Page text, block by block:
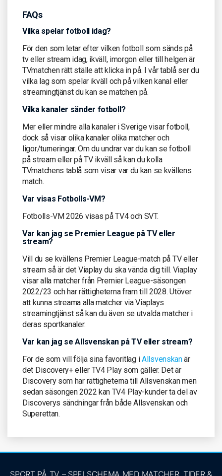
FAQs
Vilka spelar fotboll idag?
För den som letar efter vilken fotboll som sänds på
tv eller stream idag, ikväll, imorgon eller till helgen är
TVmatchen rätt ställe att klicka in på. I vår tablå ser du
vilka lag som spelar ikväll och på vilken kanal eller
streamingtjänst du kan se matchen på.
Vilka kanaler sänder fotboll?
Mer eller mindre alla kanaler i Sverige visar fotboll,
dock så visar olika kanaler olika matcher och
ligor/turneringar. Om du undrar var du kan se fotboll
på stream eller på TV ikväll så kan du kolla
TVmatchens tablå som visar var du kan se kvällens
match.
Var visas Fotbolls-VM?
Fotbolls-VM 2026 visas på TV4 och SVT.
Var kan jag se Premier League på TV eller
stream?
Vill du se kvällens Premier League-match på TV eller
stream så är det Viaplay du ska vända dig till. Viaplay
visar alla matcher från Premier League-säsongen
2022/23 och har rättigheterna fram till 2028. Utöver
att kunna streama alla matcher via Viaplays
streamingtjänst så kan du även se utvalda matcher i
deras sportkanaler.
Var kan jag se Allsvenskan på TV eller stream?
För de som vill följa sina favoritlag iAllsvenskanär
det Discovery+ eller TV4 Play som gäller. Det är
Discovery som har rättigheterna till Allsvenskan men
sedan säsongen 2022 kan TV4 Play-kunder ta del av
Discoverys sändningar från både Allsvenskan och
Superettan.
SPORT PÅ TV – SPELSCHEMA MED MATCHER, TIDER &